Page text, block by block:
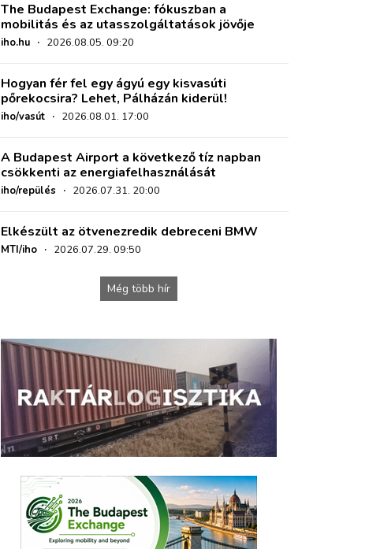
The Budapest Exchange: fókuszban a
mobilitás és az utasszolgáltatások jövője
iho.hu · 2026.08.05. 09:20
Hogyan fér fel egy ágyú egy kisvasúti
pőrekocsira? Lehet, Pálházán kiderül!
iho/vasút · 2026.08.01. 17:00
A Budapest Airport a következő tíz napban
csökkenti az energiafelhasználását
iho/repülés · 2026.07.31. 20:00
Elkészült az ötvenezredik debreceni BMW
MTI/iho · 2026.07.29. 09:50
Még több hír